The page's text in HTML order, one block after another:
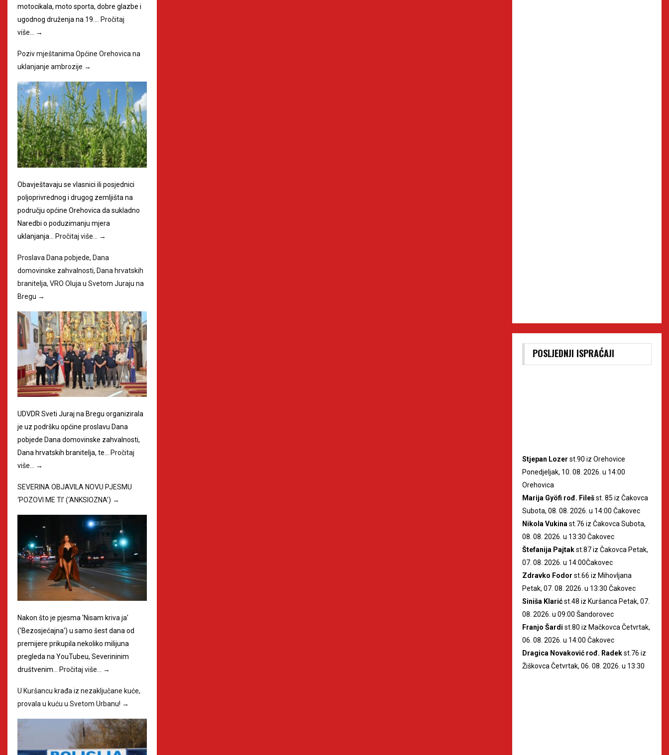
motocikala, moto sporta, dobre glazbe i
ugodnog druženja na 19.…
Pročitaj
više…
→
Poziv mještanima Općine Orehovica na
uklanjanje ambrozije →
Obavještavaju se vlasnici ili posjednici
poljoprivrednog i drugog zemljišta na
području općine Orehovica da sukladno
Naredbi o poduzimanju mjera
uklanjanja… Pročitaj više… →
Proslava Dana pobjede, Dana
domovinske zahvalnosti, Dana hrvatskih
branitelja, VRO Oluja u Svetom Juraju na
Bregu →
UDVDR Sveti Juraj na Bregu organizirala
je uz podršku općine proslavu Dana
pobjede Dana domovinske zahvalnosti,
Dana hrvatskih branitelja, te… Pročitaj
više… →
SEVERINA OBJAVILA NOVU PJESMU
‘POZOVI ME TI’ (‘ANKSIOZNA’) →
Nakon što je pjesma 'Nisam kriva ja'
('Bezosjećajna') u samo šest dana od
premijere prikupila nekoliko milijuna
pregleda na YouTubeu, Severininim
društvenim…
Pročitaj više… →
U Kuršancu krađa iz nezaključane kuće,
provala u kuću u Svetom Urbanu! →
POSLJEDNJI ISPRAĆAJI
Stjepan Lozer st.90 iz Orehovice
Ponedjeljak, 10. 08. 2026. u 14:00
Orehovica
Marija Gyöfi rođ. Filešst. 85 iz Čakovca
Subota, 08. 08. 2026. u 14:00 Čakovec
Nikola Vukina st.76 iz Čakovca Subota,
08. 08. 2026. u 13:30 Čakovec
Štefanija Pajtakst.87 iz Čakovca Petak,
07. 08. 2026. u 14:00Čakovec
Zdravko Fodor st.66 iz Mihovljana
Petak, 07. 08. 2026. u 13:30 Čakovec
Siniša Klarićst.48 iz Kuršanca Petak, 07.
08. 2026. u 09:00 Šandorovec
Franjo Šardi st.80 iz Mačkovca Četvrtak,
06. 08. 2026. u 14:00 Čakovec
Dragica Novaković rođ. Radekst.76 iz
Žiškovca Četvrtak, 06. 08. 2026. u 13:30